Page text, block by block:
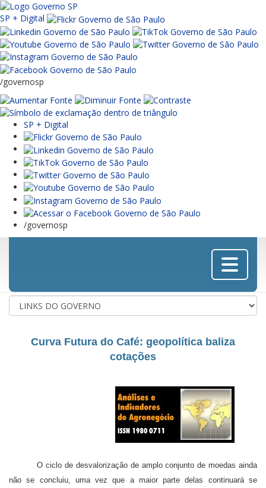
SP + Digital
/governosp
SP + Digital
/governosp
Menu
Curva Futura do Café: geopolítica baliza
cotações
O ciclo de desvalorização de amplo conjunto de moedas ainda
não se concluiu, uma vez que a maior parte delas continuará se